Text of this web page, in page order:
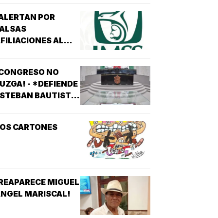
POR
AL
NO
- *DEFIENDE
BAUTISTA
CARTONES
MIGUEL
MARISCAL!